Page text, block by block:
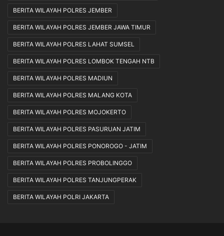
BERITA WILAYAH POLRES JEMBER
BERITA WILAYAH POLRES JEMBER JAWA TIMUR
BERITA WILAYAH POLRES LAHAT SUMSEL
BERITA WILAYAH POLRES LOMBOK TENGAH NTB
BERITA WILAYAH POLRES MADIUN
BERITA WILAYAH POLRES MALANG KOTA
BERITA WILAYAH POLRES MOJOKERTO
BERITA WILAYAH POLRES PASURUAN JATIM
BERITA WILAYAH POLRES PONOROGO - JATIM
BERITA WILAYAH POLRES PROBOLINGGO
BERITA WILAYAH POLRES TANJUNGPERAK
BERITA WILAYAH POLRI JAKARTA